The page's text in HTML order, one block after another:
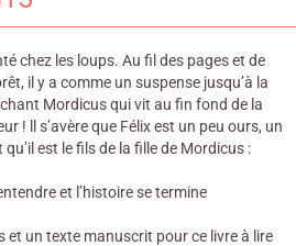
chez les loups. Au fil des pages et de
il y a comme un suspense jusqu’à la
Mordicus qui vit au fin fond de la
! ll s’avère que Félix est un peu ours, un
est le fils de la fille de Mordicus :
et l’histoire se termine
et un texte manuscrit pour ce livre à lire